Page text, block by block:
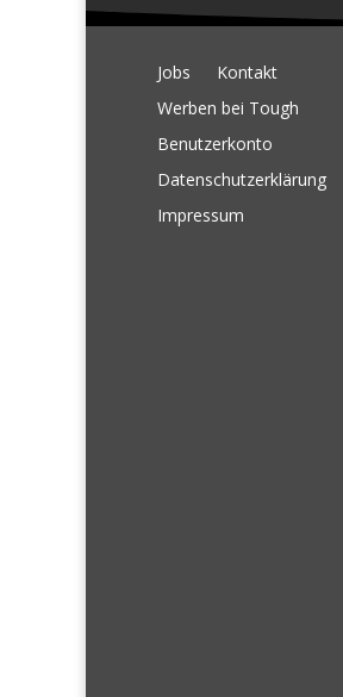
Jobs
Kontakt
Werben bei Tough
Benutzerkonto
Datenschutzerklärung
Impressum